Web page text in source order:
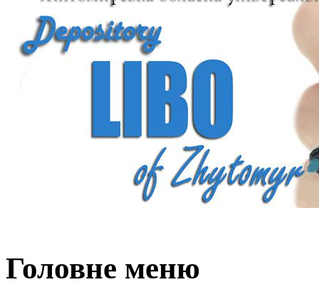
Головне меню